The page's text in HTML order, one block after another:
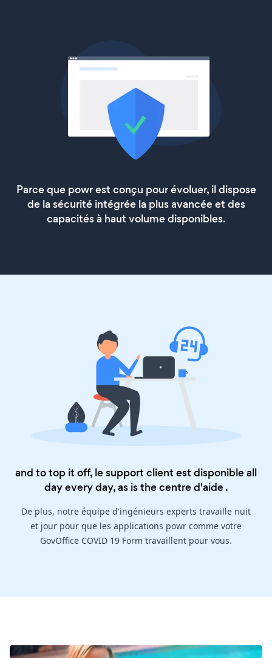
Parce que powr est conçu pour évoluer, il dispose
de la sécurité intégrée la plus avancée et des
capacités à haut volume disponibles.
and to top it off, le support client est disponible all
day every day, as is thecentre d'aide.
De plus, notre équipe d'ingénieurs experts travaille nuit
et jour pour que les applications powr comme votre
GovOffice COVID 19 Form travaillent pour vous.